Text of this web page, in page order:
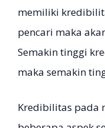
memiliki
pencari maka
Semakin tinggi
maka semakin
Kredibilitas pada